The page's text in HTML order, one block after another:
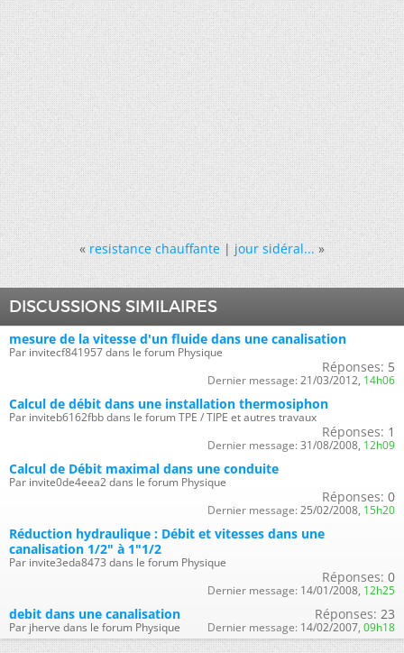
« resistance chauffante|jour sidéral... »
DISCUSSIONS SIMILAIRES
mesure de la vitesse d'un fluide dans une canalisation
Par invitecf841957 dans le forum Physique
Réponses: 5
Dernier message: 21/03/2012, 14h06
Calcul de débit dans une installation thermosiphon
Par inviteb6162fbb dans le forum TPE / TIPE et autres travaux
Réponses: 1
Dernier message: 31/08/2008, 12h09
Calcul de Débit maximal dans une conduite
Par invite0de4eea2 dans le forum Physique
Réponses: 0
Dernier message: 25/02/2008, 15h20
Réduction hydraulique : Débit et vitesses dans une
canalisation 1/2" à 1"1/2
Par invite3eda8473 dans le forum Physique
Réponses: 0
Dernier message: 14/01/2008, 12h25
debit dans une canalisation
Par jherve dans le forum Physique
Réponses: 23
Dernier message: 14/02/2007, 09h18